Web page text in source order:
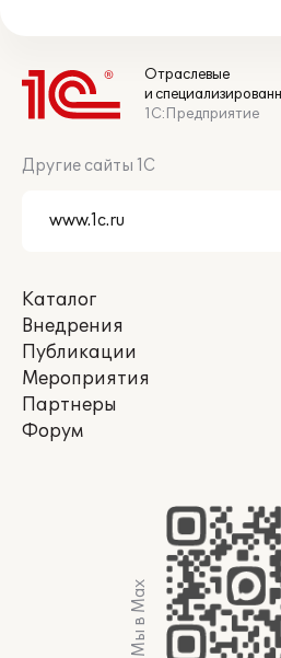
Отраслевые
и
1С:Предприятие
Другие сайты 1С
Каталог
Внедрения
Публикации
Мероприятия
Партнеры
Форум
Мы в Max